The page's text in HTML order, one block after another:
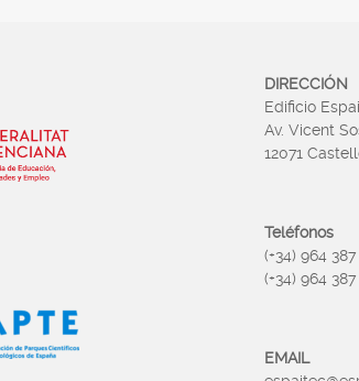
DIRECCIÓN
Edificio
Av. Vicent
12071
Teléfonos
(+34) 964
(+34) 964
EMAIL